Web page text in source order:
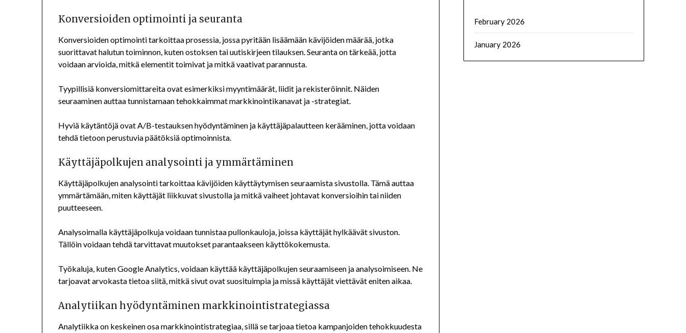
Konversioiden optimointi ja seuranta
Konversioiden optimointi tarkoittaa prosessia, jossa pyritään lisäämään kävijöiden määrää, jotka
suorittavat halutun toiminnon, kuten ostoksen tai uutiskirjeen tilauksen. Seuranta on tärkeää, jotta
voidaan arvioida, mitkä elementit toimivat ja mitkä vaativat parannusta.
Tyypillisiä konversiomittareita ovat esimerkiksi myyntimäärät, liidit ja rekisteröinnit. Näiden
seuraaminen auttaa tunnistamaan tehokkaimmat markkinointikanavat ja -strategiat.
Hyviä käytäntöjä ovat A/B-testauksen hyödyntäminen ja käyttäjäpalautteen kerääminen, jotta voidaan
tehdä tietoon perustuvia päätöksiä optimoinnista.
Käyttäjäpolkujen analysointi ja ymmärtäminen
Käyttäjäpolkujen analysointi tarkoittaa kävijöiden käyttäytymisen seuraamista sivustolla. Tämä auttaa
ymmärtämään, miten käyttäjät liikkuvat sivustolla ja mitkä vaiheet johtavat konversioihin tai niiden
puutteeseen.
Analysoimalla käyttäjäpolkuja voidaan tunnistaa pullonkauloja, joissa käyttäjät hylkäävät sivuston.
Tällöin voidaan tehdä tarvittavat muutokset parantaakseen käyttökokemusta.
Työkaluja, kuten Google Analytics, voidaan käyttää käyttäjäpolkujen seuraamiseen ja analysoimiseen. Ne
tarjoavat arvokasta tietoa siitä, mitkä sivut ovat suosituimpia ja missä käyttäjät viettävät eniten aikaa.
Analytiikan hyödyntäminen markkinointistrategiassa
Analytiikka on keskeinen osa markkinointistrategiaa, sillä se tarjoaa tietoa kampanjoiden tehokkuudesta
February 2026
January 2026